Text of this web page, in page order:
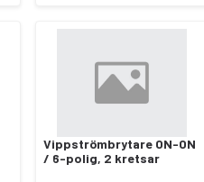
Vippströmbrytare ON-ON
/ 6-polig, 2 kretsar